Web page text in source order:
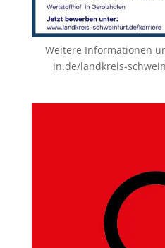
Weitere Informationen
in.de/landkreis-